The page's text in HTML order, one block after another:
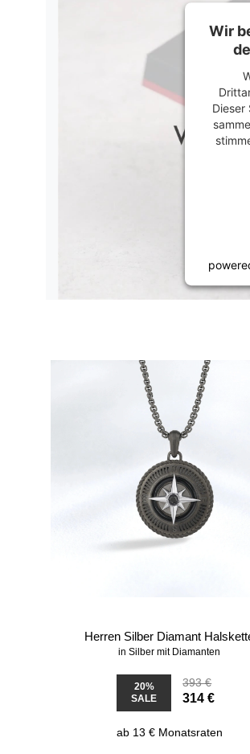
Wir
Dieser
Herren Silber Diamant
in Silber mit Diamanten
20%
SALE
393 €
314 €
ab 13 € Monatsraten